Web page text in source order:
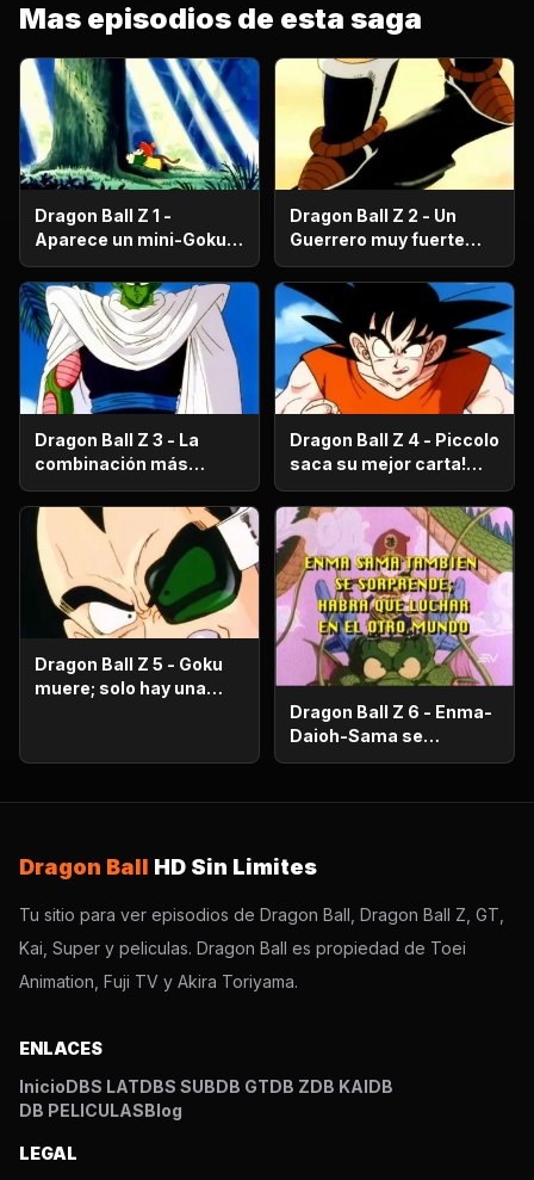
Mas episodios de esta saga
Dragon Ball Z 1 -
Aparece un mini-Goku,
su nombre es Gohan.
Dragon Ball Z 2 - Un
Guerrero muy fuerte
con antecedentes
históricos; se trata del
hermano mayor de
Goku.
Dragon Ball Z 3 - La
combinación más
fuerte de este Mundo.
Dragon Ball Z 4 - Piccolo
saca su mejor carta!
Gohan, un niño llorón.
Dragon Ball Z 5 - Goku
muere; solo hay una
Dragon Ball Z 6 - Enma-
Daioh-Sama se
sorprende. Habrá que
mundo?
Dragon Ball HD Sin Limites
Tu sitio para ver episodios de Dragon Ball, Dragon Ball Z, GT,
Kai, Super y peliculas. Dragon Ball es propiedad de Toei
Animation, Fuji TV y Akira Toriyama.
ENLACES
InicioDBS LATDBS SUBDB GTDB ZDB KAIDB
DB PELICULASBlog
LEGAL